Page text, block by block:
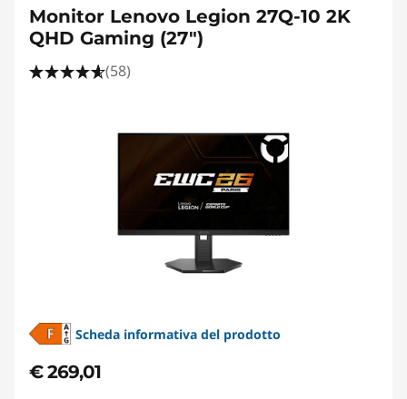
Monitor Lenovo Legion 27Q-10 2K
QHD Gaming (27")
(58)
Scheda informativa del prodotto
€ 269,01